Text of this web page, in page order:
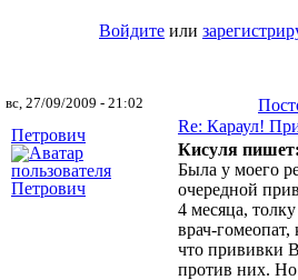
Войдите или
вс, 27/09/2009 - 21:02
Петрович
Re: Караул!
Кисуля пишет:
Была у моего
очередной
4 месяца,
врач-
что прививки
против них. Но